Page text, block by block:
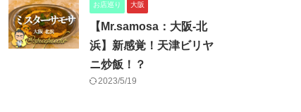
お店巡り 大阪
【Mr.samosa：大阪-北
浜】新感覚！天津ビリヤ
ニ炒飯！？
2023/5/19